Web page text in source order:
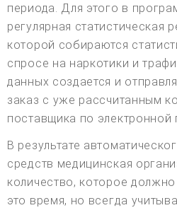
периода. Для этого в
регулярная статистическая
которой собираются
спросе на наркотики и
данных создается и
заказ с уже рассчитанным
поставщика по электронной
В результате
средств медицинская
количество, которое
это время, но всегда